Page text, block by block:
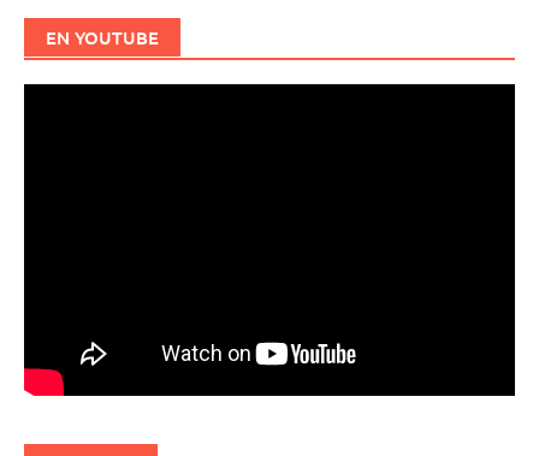
EN YOUTUBE